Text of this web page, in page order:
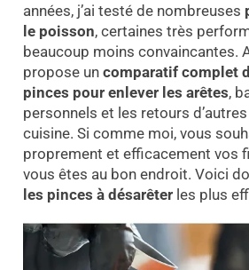
années, j’ai testé de nombreuses
le poisson, certaines très
beaucoup moins convaincantes.
propose un comparatif complet
pinces pour enlever les arêtes,
personnels et les retours
cuisine. Si comme moi, vous
proprement et efficacement vos
vous êtes au bon endroit. Voici
les pinces à désarêterles plus